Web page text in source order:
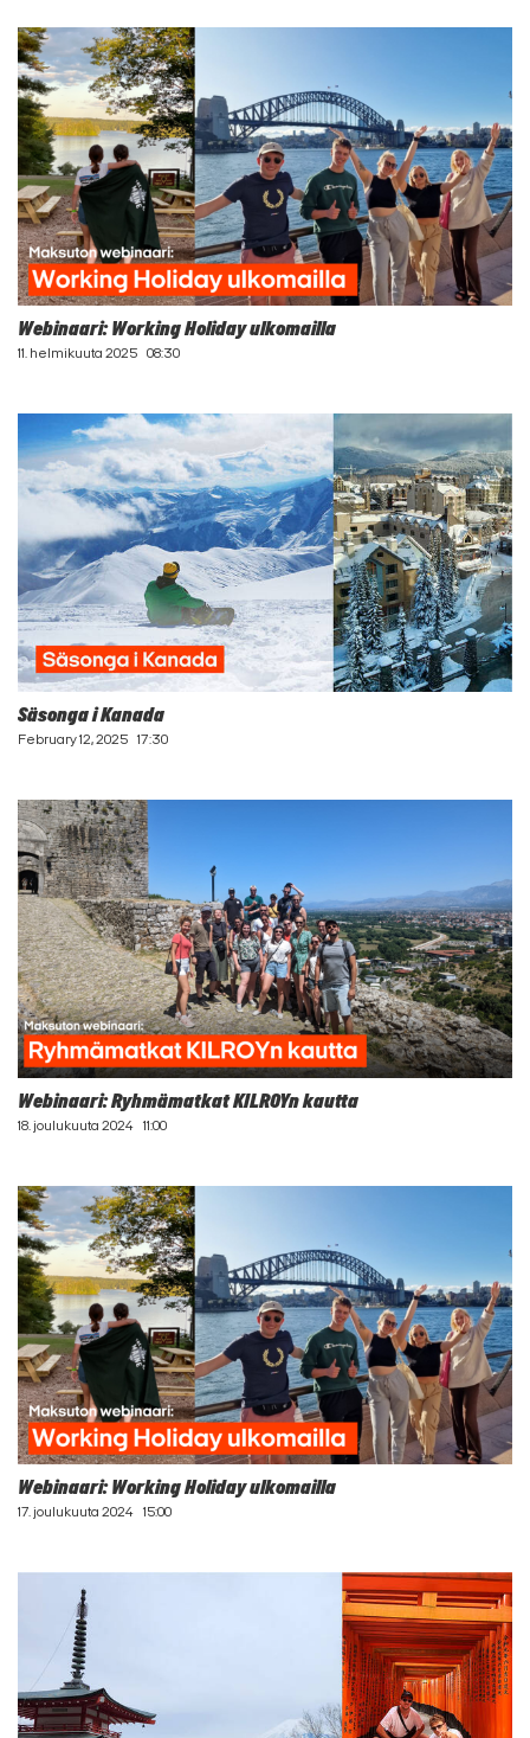
Webinaari: Working Holiday ulkomailla
11. helmikuuta 2025 08:30
Säsonga i Kanada
February 12, 2025 17:30
Webinaari: Ryhmämatkat KILROYn kautta
18. joulukuuta 2024 11:00
Webinaari: Working Holiday ulkomailla
17. joulukuuta 2024 15:00